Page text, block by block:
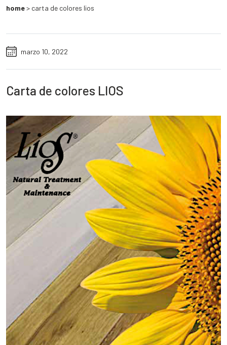
home> carta de colores lios
marzo 10, 2022
Carta de colores LIOS